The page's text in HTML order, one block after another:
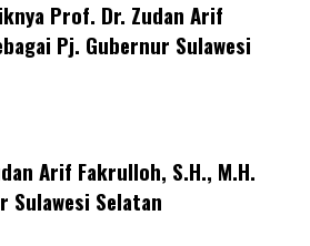
Prof. Dr. Zudan Arif
Pj. Gubernur Sulawesi
Arif Fakrulloh, S.H., M.H.
Sulawesi Selatan